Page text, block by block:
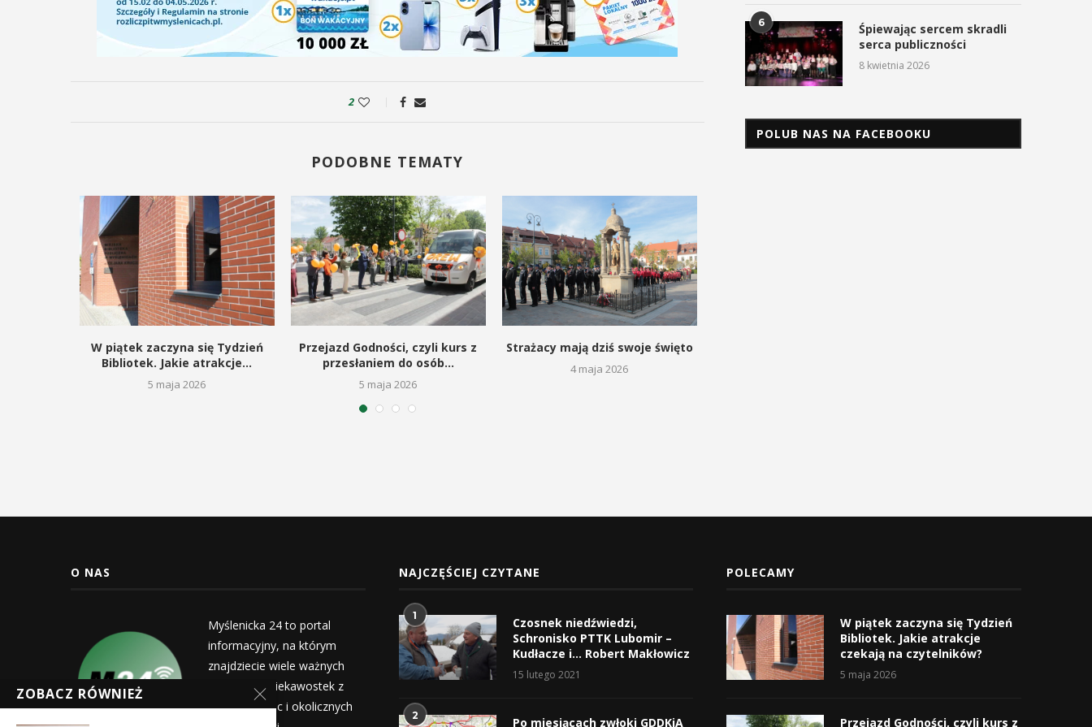
2
PODOBNE TEMATY
W piątek zaczyna się Tydzień
Bibliotek. Jakie atrakcje...
5 maja 2026
Przejazd Godności, czyli kurs z
przesłaniem do osób...
5 maja 2026
Strażacy mają dziś swoje święto
4 maja 2026
6
Śpiewając sercem skradli
serca publiczności
8 kwietnia 2026
POLUB NAS NA FACEBOOKU
O NAS
Myślenicka 24 to portal
informacyjny, na którym
znajdziecie wiele ważnych
informacji i ciekawostek z
życia Myślenic i okolicznych
NAJCZĘŚCIEJ CZYTANE
1
Czosnek niedźwiedzi,
Schronisko PTTK Lubomir –
Kudłacze i… Robert Makłowicz
15 lutego 2021
2 Po miesiącach zwłoki GDDKiA
POLECAMY
W piątek zaczyna się Tydzień
Bibliotek. Jakie atrakcje
czekają na czytelników?
5 maja 2026
Przejazd Godności, czyli kurs z
ZOBACZ RÓWNIEŻ